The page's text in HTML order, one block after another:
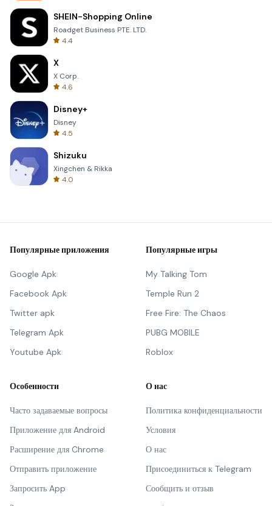
SHEIN-Shopping Online
Roadget Business PTE. LTD.
4.4
X
X Corp.
4.6
Disney+
Disney
4.5
Shizuku
Xingchen & Rikka
4.0
Популярные приложения
Google Apk
Facebook Apk
Twitter apk
Telegram Apk
Youtube Apk
Популярные игры
My Talking Tom
Temple Run 2
Free Fire: The Chaos
PUBG MOBILE
Roblox
Особенности
Часто задаваемые вопросы
Приложение для Android
Расширение для Chrome
Отправить приложение
Запросить App
О нас
Политика конфиденциальности
Условия
О нас
Присоединиться к Telegram
Сообщить и отзыв